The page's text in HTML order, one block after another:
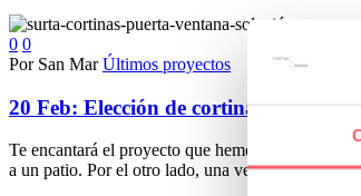
0 0
Por San Mar Últimos proyectos
20 Feb: Elección de cortinas para
Te encantará el proyecto que hemos diseñado
a un patio. Por el otro lado, una ventana con un